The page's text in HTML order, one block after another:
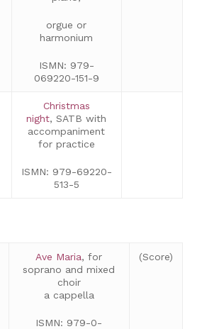
orgue or
harmonium
ISMN: 979-
069220-151-9
Christmas
night, SATB with
accompaniment
for practice
ISMN: 979-69220-
513-5
Ave Maria, for
soprano and mixed
choir
a cappella
ISMN: 979-0-
(Score)